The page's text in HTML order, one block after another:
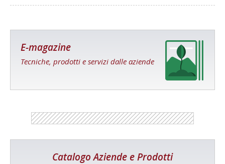
E-magazine
Tecniche, prodotti e servizi dalle aziende
Catalogo Aziende e Prodotti